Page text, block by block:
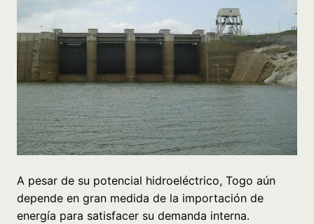
A pesar de su potencial hidroeléctrico, Togo aún
depende en gran medida de la importación de
energía para satisfacer su demanda interna.